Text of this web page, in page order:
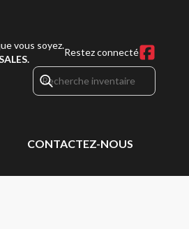
vous soyez.
Restez connecté
CONTACTEZ-NOUS